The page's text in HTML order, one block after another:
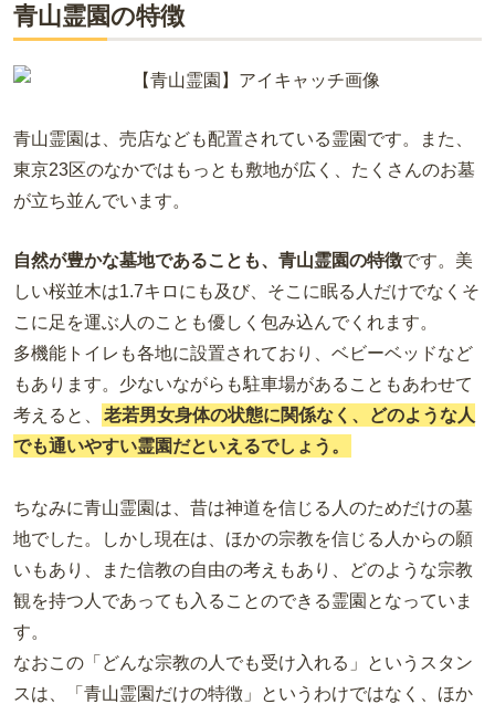
青山霊園の特徴
青山霊園は、売店なども配置されている霊園です。また、
東京23区のなかではもっとも敷地が広く、たくさんのお墓
が立ち並んでいます。
自然が豊かな墓地であることも、青山霊園の特徴です。美
しい桜並木は1.7キロにも及び、そこに眠る人だけでなくそ
こに足を運ぶ人のことも優しく包み込んでくれます。
多機能トイレも各地に設置されており、ベビーベッドなど
もあります。少ないながらも駐車場があることもあわせて
考えると、
老若男女身体の状態に関係なく、どのような人
でも通いやすい霊園だといえるでしょう。
ちなみに青山霊園は、昔は神道を信じる人のためだけの墓
地でした。しかし現在は、ほかの宗教を信じる人からの願
いもあり、また信教の自由の考えもあり、どのような宗教
観を持つ人であっても入ることのできる霊園となっていま
す。
なおこの「どんな宗教の人でも受け入れる」というスタン
スは、「青山霊園だけの特徴」というわけではなく、ほか